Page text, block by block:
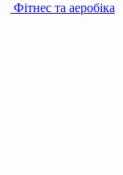
Фітнес та аеробіка